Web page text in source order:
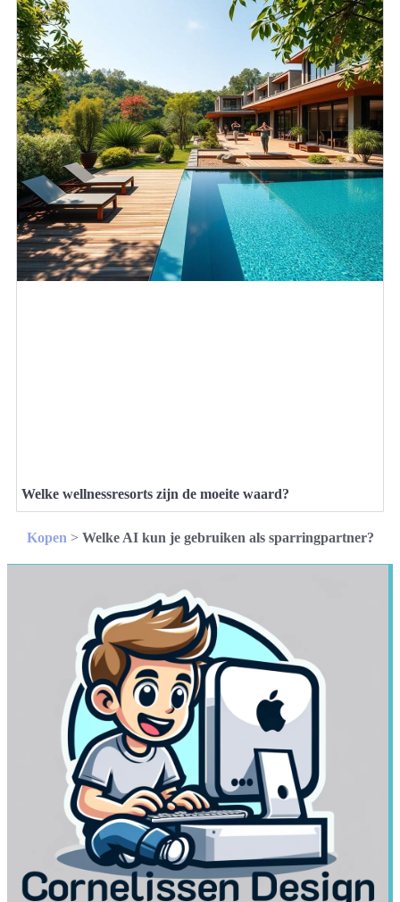
Welke wellnessresorts zijn de moeite waard?
Kopen > Welke AI kun je gebruiken als sparringpartner?